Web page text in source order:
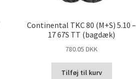
Continental TKC 80 (M+S) 5.10 –
17 67S TT (bagdæk)
780.05 DKK
Tilføj til kurv